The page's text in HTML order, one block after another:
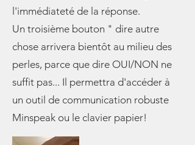
l'immédiateté de la réponse.
Un troisième bouton " dire autre
chose arrivera bientôt au milieu des
perles, parce que dire OUI/NON ne
suffit pas... Il permettra d'accéder à
un outil de communication robuste
Minspeak ou le clavier papier!